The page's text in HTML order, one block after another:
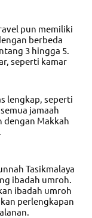
pun memiliki
berbeda
3 hingga 5.
seperti kamar
lengkap, seperti
jamaah
dengan Makkah
Tasikmalaya
ibadah umroh.
ibadah umroh
perlengkapan